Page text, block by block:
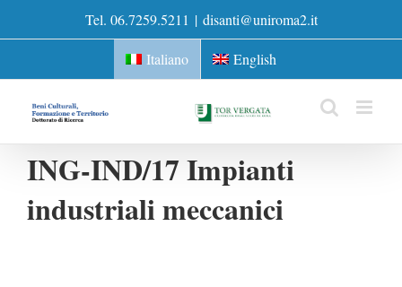
to
Tel. 06.7259.5211 | disanti@uniroma2.it
Italiano English
ING-IND/17 Impianti
industriali meccanici